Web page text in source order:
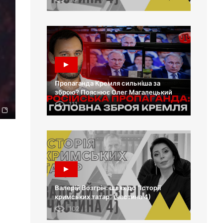
Пропаганда Кремля сильніша за
зброю? Пояснює Олег Магалецький
111
Валерій Возгрін: шлях до “Історії
кримських татар” (частина 4)
102